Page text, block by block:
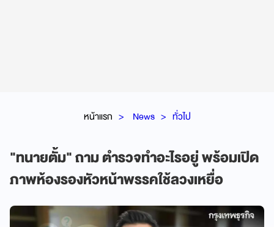
หน้าแรก News ทั่วไป
"ทนายตั้ม" ถาม ตำรวจทำอะไรอยู่ พร้อมเปิด
ภาพห้องรองหัวหน้าพรรคใช้ลวงเหยื่อ